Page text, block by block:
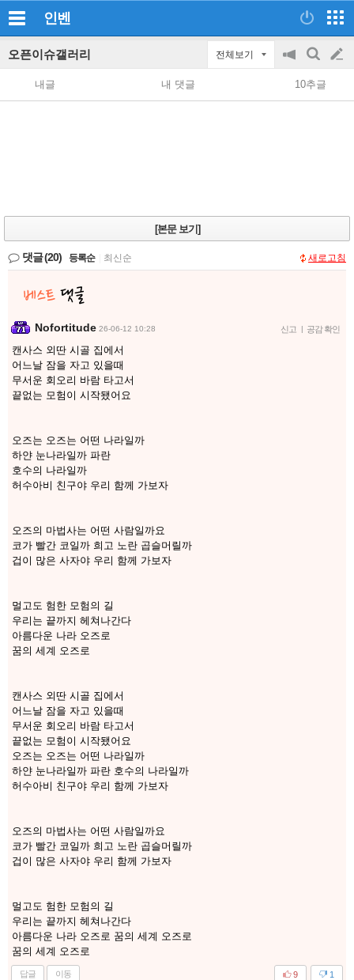
인벤
오픈이슈갤러리 전체보기
공
지
on/off
검
색
글
쓰
내글 내 댓글 10추글
[본문 보기]
댓글(20) 등록순 최신순 새로고침
Nofortitude 26-06-12 10:28 신고 | 공감 확인
캔사스 외딴 시골 집에서
어느날 잠을 자고 있을때
무서운 회오리 바람 타고서
끝없는 모험이 시작됐어요
오즈는 오즈는 어떤 나라일까
하얀 눈나라일까 파란
호수의 나라일까
허수아비 친구야 우리 함께 가보자
오즈의 마법사는 어떤 사람일까요
코가 빨간 코일까 희고 노란 곱슬머릴까
겁이 많은 사자야 우리 함께 가보자
멀고도 험한 모험의 길
우리는 끝까지 헤쳐나간다
아름다운 나라 오즈로
꿈의 세계 오즈로
캔사스 외딴 시골 집에서
어느날 잠을 자고 있을때
무서운 회오리 바람 타고서
끝없는 모험이 시작됐어요
오즈는 오즈는 어떤 나라일까
하얀 눈나라일까 파란 호수의 나라일까
허수아비 친구야 우리 함께 가보자
오즈의 마법사는 어떤 사람일까요
코가 빨간 코일까 희고 노란 곱슬머릴까
겁이 많은 사자야 우리 함께 가보자
멀고도 험한 모험의 길
우리는 끝까지 헤쳐나간다
아름다운 나라 오즈로 꿈의 세계 오즈로
꿈의 세계 오즈로
답글 이동 1
9